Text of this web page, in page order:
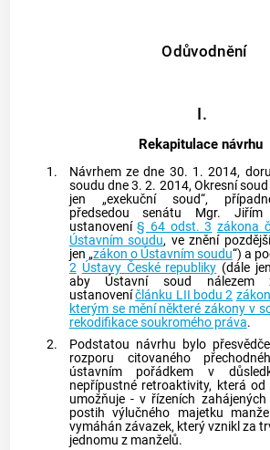
Odůvodnění
I.
Rekapitulace návrhu
1. Návrhem ze dne 30. 1. 2014,
soudu dne 3. 2. 2014, Okresní
jen „exekuční soud“,
předsedou senátu Mgr. Jiřím
ustanovení§ 64 odst. 3 zákona
Ústavním soudu, ve znění
jen „zákon o Ústavním soudu“) a
2 Ústavy České republiky (dále
aby Ústavní soud
nálezem
ustanoveníčlánku LII bodu 2
kterým se mění některé zákony v
rekodifikace soukromého práva.
2.
Podstatou návrhu bylo
rozporu citovaného
ústavním pořádkem v
nepřípustné retroaktivity, která
umožňuje - v řízeních
postih výlučného majetku
vymáhán závazek, který vznikl za
jednomu z manželů.